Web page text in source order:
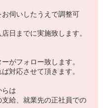
伺いしたうえで調整可
日までに実施致します。
がフォロー致します。
対応させて頂きます。
らは
給、就業先の正社員での